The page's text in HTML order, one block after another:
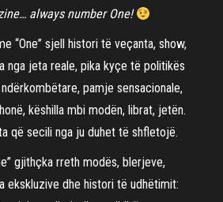
always number One!
“One” sjell histori të veçanta, show,
nga jeta reale, pika kyçe të politikës
pamje sensacionale,
këshilla mbi modën, librat, jetën.
që secili nga ju duhet të shfletojë.
gjithçka rreth modës, blerjeve,
ekskluzive dhe histori të udhëtimit: